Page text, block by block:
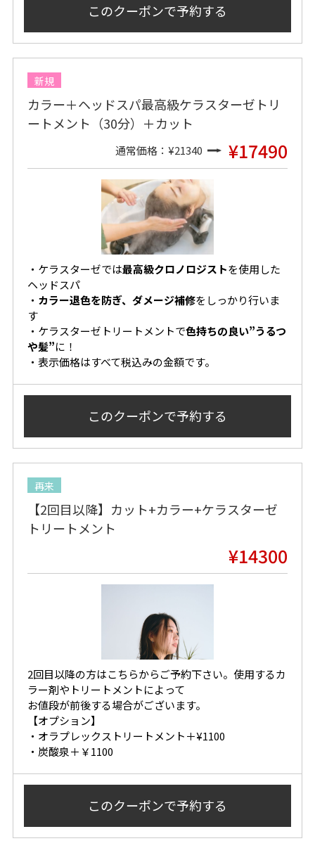
このクーポンで予約する
新規
カラー＋ヘッドスパ最高級ケラスターゼトリ
ートメント（30分）＋カット
通常価格：¥21340 ¥17490
・ ケラスターゼでは最高級クロノロジストを使用した
ヘッドスパ
・ カラー退色を防ぎ、ダメージ補修をしっかり行いま
す
・ケラスターゼトリートメントで色持ちの良い”うるつ
や髪”に！
・表示価格はすべて税込みの金額です。
このクーポンで予約する
再来
【2回目以降】カット+カラー+ケラスターゼ
トリートメント
¥14300
2回目以降の方はこちらからご予約下さい。使用するカ
ラー剤やトリートメントによって
お値段が前後する場合がございます。
【オプション】
・オラプレックストリートメント＋¥1100
・炭酸泉＋￥1100
このクーポンで予約する